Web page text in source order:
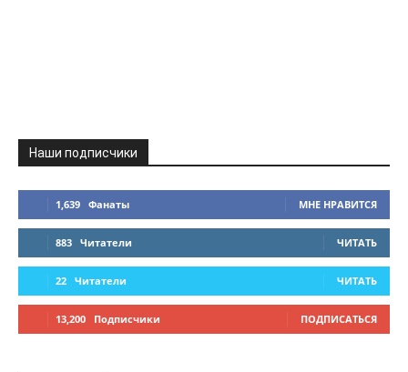
Наши подписчики
1,639 Фанаты МНЕ НРАВИТСЯ
883 Читатели ЧИТАТЬ
22 Читатели ЧИТАТЬ
13,200 Подписчики ПОДПИСАТЬСЯ